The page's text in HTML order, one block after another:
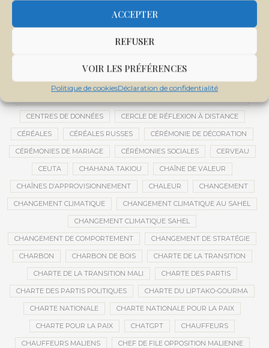
ACCEPTER
REFUSER
VOIR LES PRÉFÉRENCES
Politique de cookiesDéclaration de confidentialité
CENTRALE SOLAIRE DE SANANKOROBA
CENTRE D'INTELLIGENCE ARTIFICIELLE
CENTRE DE SANTÉ COMMUNAUTAIRE
CENTRE INTERNATIONAL DE CONFÉRENCES DE BAMAKO
CENTRE MALI
CENTRES DE DONNÉES CERCLE DE RÉFLEXION À DISTANCE
CÉRÉALES CÉRÉALES RUSSES CÉRÉMONIE DE DÉCORATION
CÉRÉMONIES DE MARIAGE CÉRÉMONIES SOCIALES CERVEAU
CEUTA CHAHANA TAKIOU CHAÎNE DE VALEUR
CHAÎNES D’APPROVISIONNEMENT CHALEUR CHANGEMENT
CHANGEMENT CLIMATIQUE CHANGEMENT CLIMATIQUE AU SAHEL
CHANGEMENT CLIMATIQUE SAHEL
CHANGEMENT DE COMPORTEMENT CHANGEMENT DE STRATÉGIE
CHARBON CHARBON DE BOIS CHARTE DE LA TRANSITION
CHARTE DE LA TRANSITION MALI CHARTE DES PARTIS
CHARTE DES PARTIS POLITIQUES CHARTE DU LIPTAKO-GOURMA
CHARTE NATIONALE CHARTE NATIONALE POUR LA PAIX
CHARTE POUR LA PAIX CHATGPT CHAUFFEURS
CHAUFFEURS MALIENS CHEF DE FILE OPPOSITION MALIENNE